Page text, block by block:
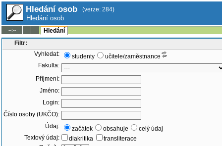
Hledání osob (verze: 284)
Hledání osob
--:--
Hledání
Filtr:
Vyhledat:
studenty
učitele/zaměstnance
Fakulta:
Příjmení:
Jméno:
Login:
Číslo osoby (UKČO):
Údaj:
začátek obsahuje
celý údaj
Textový údaj:
diakritika
transliterace